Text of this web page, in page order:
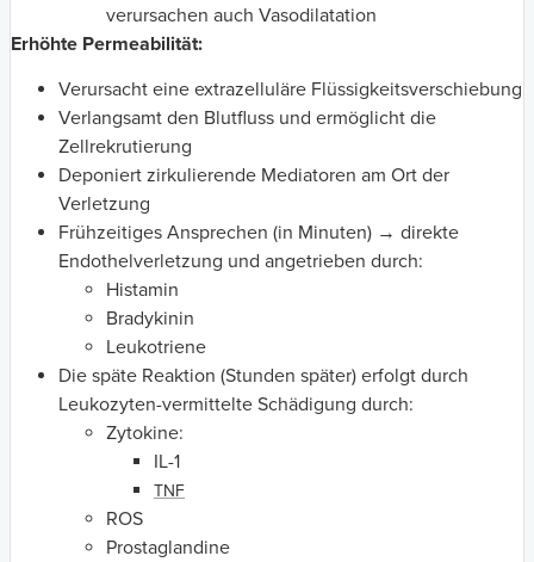
verursachen auch Vasodilatation
Erhöhte Permeabilität:
Verursacht eine extrazelluläre Flüssigkeitsverschiebung
Verlangsamt den Blutfluss und ermöglicht die
Zellrekrutierung
Deponiert zirkulierende Mediatoren am Ort der
Verletzung
Frühzeitiges Ansprechen (in Minuten) → direkte
Endothelverletzung und angetrieben durch:
Histamin
Bradykinin
Leukotriene
Die späte Reaktion (Stunden später) erfolgt durch
Leukozyten-vermittelte Schädigung durch:
Zytokine:
IL-1
TNF
ROS
Prostaglandine